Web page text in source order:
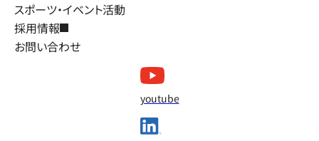
スポーツ・イベント活動
採用情報
お問い合わせ
youtube